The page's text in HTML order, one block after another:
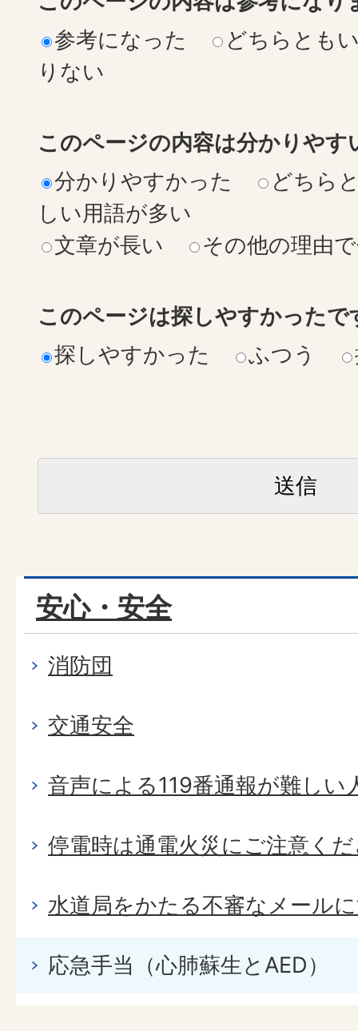
参考になった
どちらとも
りない
このページの内容は分かりやす
分かりやすかった
どちら
しい用語が多い
文章が長い
その他の理由
このページは探しやすかったで
探しやすかった
ふつう
安心・安全
消防団
交通安全
音声による119番通報が難しい
停電時は通電火災にご注意く
水道局をかたる不審なメール
応急手当（心肺蘇生とAED）